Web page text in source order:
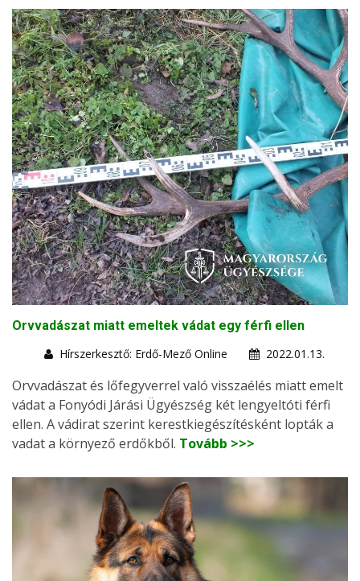
Orvvadászat miatt emeltek vádat egy férfi ellen
Hírszerkesztő: Erdő-Mező Online
2022.01.13.
Orvvadászat és lőfegyverrel való visszaélés miatt emelt
vádat a Fonyódi Járási Ügyészség két lengyeltóti férfi
ellen. A vádirat szerint kerestkiegészítésként lopták a
vadat a környező erdőkből. Tovább >>>